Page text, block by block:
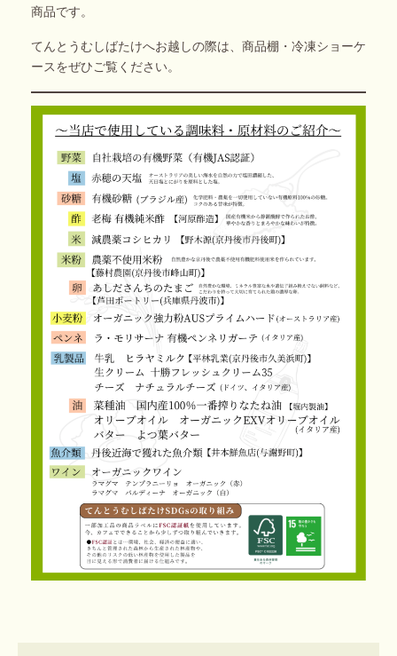
商品です。
てんとうむしばたけへお越しの際は、商品棚・冷凍ショーケ
ースをぜひご覧ください。